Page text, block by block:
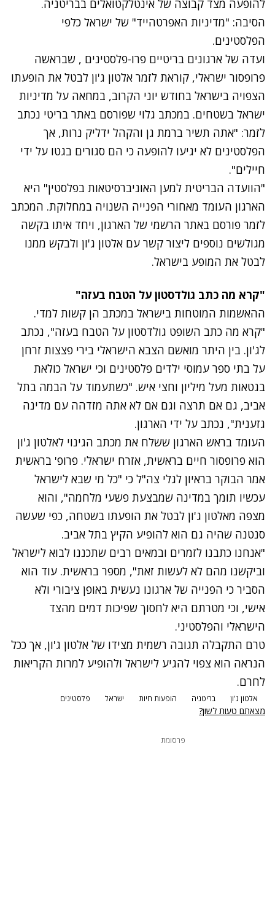
להופעה מצד קבוצה של אינטלקטואלים בבריטניה.
הסיבה: "מדיניות האפרטהייד" של ישראל כלפי
הפלסטינים.
ועדה של ארגונים בריטיים פרו-פלסטינים , שבראשה
פרופסור ישראלי, קוראת לזמר אלטון ג'ון לבטל את הופעתו
הצפויה בישראל בחודש יוני הקרוב, במחאה על מדיניות
ישראל בשטחים. במכתב גלוי שפורסם באתר בריטי נכתב
לזמר: "אתה תשיר ברמת גן והקהל ידליק נרות, אך
הפלסטינים לא יגיעו להופעה כי הם סגורים בגטו על ידי
חיילים".
"הוועדה הבריטית למען האוניברסיטאות בפלסטין" היא
הארגון העומד מאחורי הפנייה השנויה במחלוקת. המכתב
לזמר פורסם באתר הרשמי של הארגון, ויחד איתו בקשה
מגולשים נוספים ליצור קשר עם אלטון ג'ון ולבקש ממנו
לבטל את המופע בישראל.
"קרא מה כתב גולדסטון על הטבח בעזה"
ההאשמות המוטחות בישראל במכתב הן קשות למדי.
"קרא מה כתב השופט גולדסטון על הטבח בעזה", נכתב
לג'ון. בין היתר מואשם הצבא הישראלי בירי פצצות זרחן
על בתי ספר עמוסי ילדים פלסטינים וכי ישראל כולאת
בגטאות מעל מיליון וחצי איש. "כשתעמוד על הבמה בתל
אביב, גם אם תרצה וגם אם לא אתה מזדהה עם מדינה
גזענית", נכתב על ידי הארגון.
העומד בראש הארגון ששלח את מכתב הגינוי לאלטון ג'ון
הוא פרופסור חיים בראשית, אזרח ישראלי. פרופ' בראשית
אמר הבוקר בראיון לגלי צה"ל כי "כל מי שבא לישראל
עכשיו תומך במדינה שמבצעת פשעי מלחמה", והוא
מצפה מאלטון ג'ון לבטל את הופעתו בשטחה, כפי שעשה
סנטנה שהיה גם הוא להופיע הקיץ בתל אביב.
"אנחנו כתבנו לזמרים ובמאים רבים שתכננו לבוא לישראל
וביקשנו מהם לא לעשות זאת", מספר בראשית. עוד הוא
הסביר כי הפנייה של ארגונו נעשית באופן ציבורי ולא
אישי, וכי מטרתם היא לחסוך שפיכות דמים מהצד
הישראלי והפלסטיני.
טרם התקבלה תגובה רשמית מצידו של אלטון ג'ון, אך ככל
הנראה הוא צפוי להגיע לישראל ולהופיע למרות הקריאות
לחרם.
אלטון ג'ון בריטניה הופעות חיות ישראל פלסטינים
מצאתם טעות לשון?
פרסומת